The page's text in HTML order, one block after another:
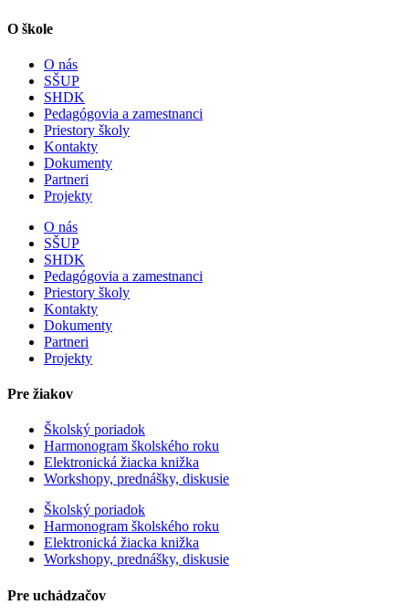
O škole
O nás
SŠUP
SHDK
Pedagógovia a zamestnanci
Priestory školy
Kontakty
Dokumenty
Partneri
Projekty
O nás
SŠUP
SHDK
Pedagógovia a zamestnanci
Priestory školy
Kontakty
Dokumenty
Partneri
Projekty
Pre žiakov
Školský poriadok
Harmonogram školského roku
Elektronická žiacka knižka
Workshopy, prednášky, diskusie
Školský poriadok
Harmonogram školského roku
Elektronická žiacka knižka
Workshopy, prednášky, diskusie
Pre uchádzačov